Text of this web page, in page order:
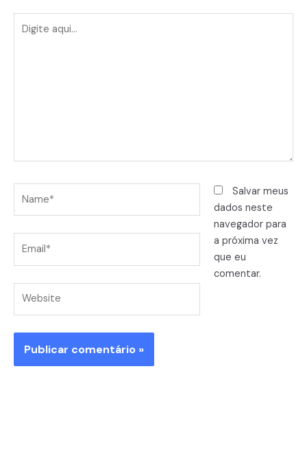
aqui...
Salvar meus
dados neste
navegador para
a próxima vez
que eu
comentar.